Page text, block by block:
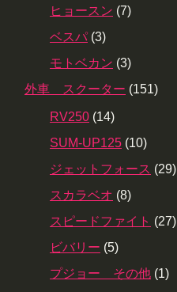
ヒョースン (7)
ベスパ (3)
モトベカン (3)
外車 スクーター (151)
RV250 (14)
SUM-UP125 (10)
ジェットフォース (29)
スカラベオ (8)
スピードファイト (27)
ビバリー (5)
プジョー その他 (1)